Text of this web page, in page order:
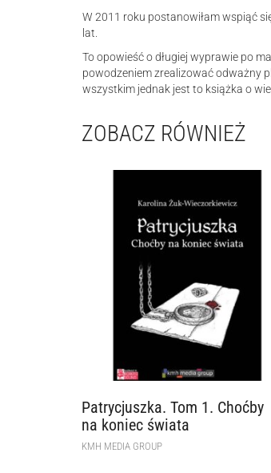
W 2011 roku postanowiłam wspiąć
lat.
To opowieść o długiej wyprawie po
powodzeniem zrealizować odważny
wszystkim jednak jest to książka o
ZOBACZ RÓWNIEŻ
Patrycjuszka. Tom 1. Choćby
na koniec świata
KMH MEDIA GROUP